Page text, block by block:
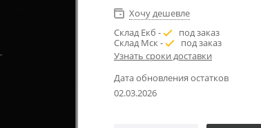
Хочу дешевле
Склад Екб -
под заказ
Склад Мск -
под заказ
Узнать сроки доставки
Дата обновления остатков
02.03.2026